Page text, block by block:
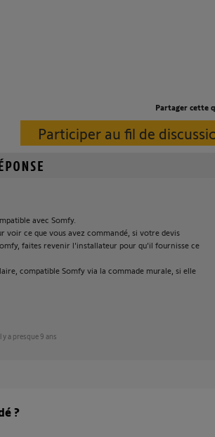
Partager cette
Participer au fil de
avec Somfy.
voir ce que vous avez commandé, si votre devis
faites revenir l'installateur pour qu'il fournisse ce
compatible Somfy via la commade murale, si elle
il y a presque 9 ans
?